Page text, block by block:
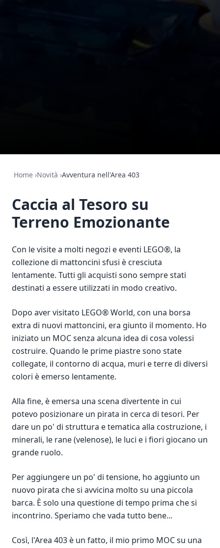
Home ›Novità ›Avventura nell'Area 403
Caccia al Tesoro su
Terreno Emozionante
Con le visite a molti negozi e eventi LEGO®, la
collezione di mattoncini sfusi è cresciuta
lentamente. Tutti gli acquisti sono sempre stati
destinati a essere utilizzati in modo creativo.
Dopo aver visitato LEGO® World, con una borsa
extra di nuovi mattoncini, era giunto il momento. Ho
iniziato un MOC senza alcuna idea di cosa volessi
costruire. Quando le prime piastre sono state
collegate, il contorno di acqua, muri e terre di diversi
colori è emerso lentamente.
Alla fine, è emersa una scena divertente in cui
potevo posizionare un pirata in cerca di tesori. Per
dare un po' di struttura e tematica alla costruzione, i
minerali, le rane (velenose), le luci e i fiori giocano un
grande ruolo.
Per aggiungere un po' di tensione, ho aggiunto un
nuovo pirata che si avvicina molto su una piccola
barca. È solo una questione di tempo prima che si
incontrino. Speriamo che vada tutto bene...
Così, l'Area 403 è un fatto, il mio primo MOC su una